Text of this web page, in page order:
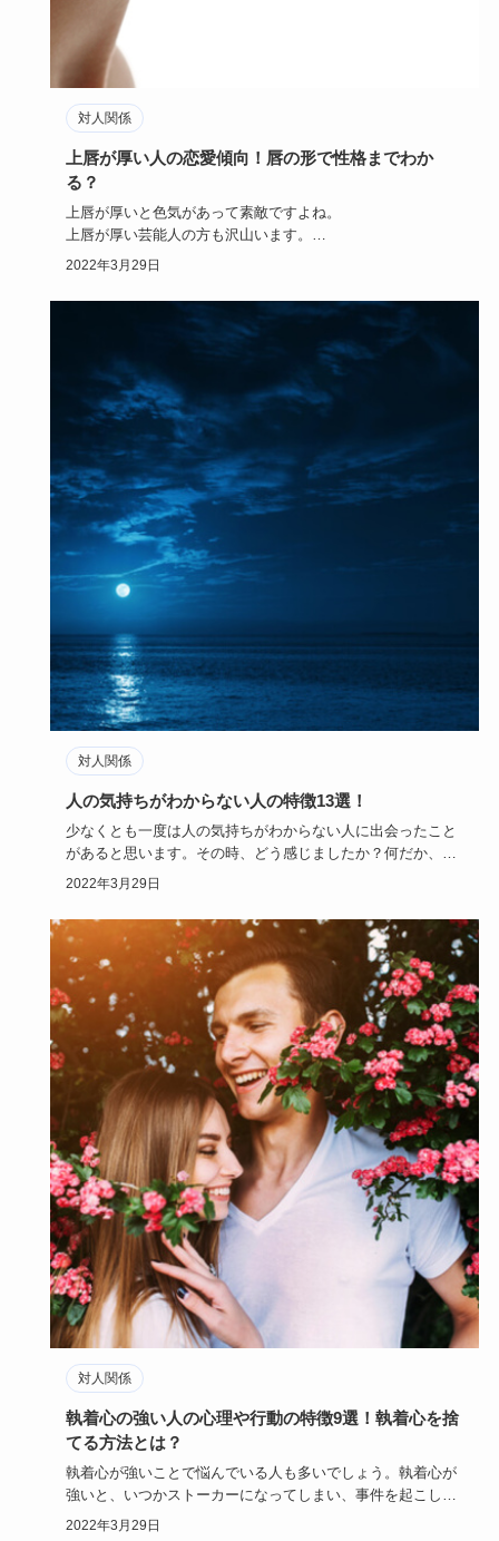
対人関係
上唇が厚い人の恋愛傾向！唇の形で性格までわか
る？
上唇が厚いと色気があって素敵ですよね。
上唇が厚い芸能人の方も沢山います。
しかし、あまりに厚い上唇だと、コンプレック…
2022年3月29日
対人関係
人の気持ちがわからない人の特徴13選！
少なくとも一度は人の気持ちがわからない人に出会ったこと
があると思います。その時、どう感じましたか？何だか、自
分の気持ちが置…
2022年3月29日
対人関係
執着心の強い人の心理や行動の特徴9選！執着心を捨
てる方法とは？
執着心が強いことで悩んでいる人も多いでしょう。執着心が
強いと、いつかストーカーになってしまい、事件を起こして
しまう可能性も…
2022年3月29日